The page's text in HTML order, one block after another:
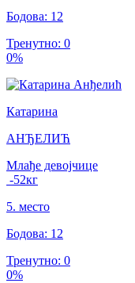
Бодова: 12
Тренутно: 0
0%
Катарина
АНЂЕЛИЋ
Млађе девојчице
-52кг
5. место
Бодова: 12
Тренутно: 0
0%